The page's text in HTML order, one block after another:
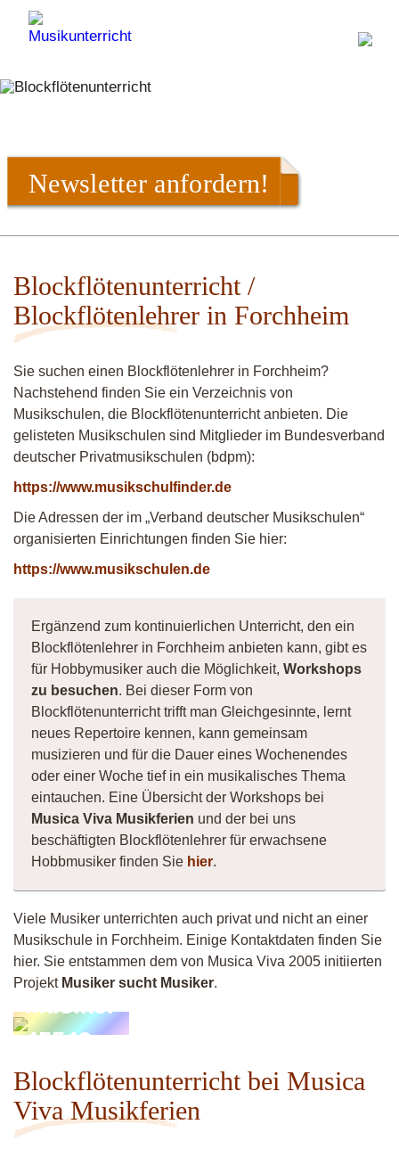
Newsletter anfordern!
Blockflötenunterricht /
Blockflötenlehrer in Forchheim
Sie suchen einen Blockflötenlehrer in Forchheim?
Nachstehend finden Sie ein Verzeichnis von
Musikschulen, die Blockflötenunterricht anbieten. Die
gelisteten Musikschulen sind Mitglieder im Bundesverband
deutscher Privatmusikschulen (bdpm):
https://www.musikschulfinder.de
Die Adressen der im „Verband deutscher Musikschulen“
organisierten Einrichtungen finden Sie hier:
https://www.musikschulen.de
Ergänzend zum kontinuierlichen Unterricht, den ein
Blockflötenlehrer in Forchheim anbieten kann, gibt es
für Hobbymusiker auch die Möglichkeit, Workshops
zu besuchen. Bei dieser Form von
Blockflötenunterricht trifft man Gleichgesinnte, lernt
neues Repertoire kennen, kann gemeinsam
musizieren und für die Dauer eines Wochenendes
oder einer Woche tief in ein musikalisches Thema
eintauchen. Eine Übersicht der Workshops bei
Musica Viva Musikferien und der bei uns
beschäftigten Blockflötenlehrer für erwachsene
Hobbmusiker finden Sie hier.
Viele Musiker unterrichten auch privat und nicht an einer
Musikschule in Forchheim. Einige Kontaktdaten finden Sie
hier. Sie entstammen dem von Musica Viva 2005 initiierten
Projekt Musiker sucht Musiker.
Musiker
45543
Blockflötenunterricht bei Musica
Viva Musikferien